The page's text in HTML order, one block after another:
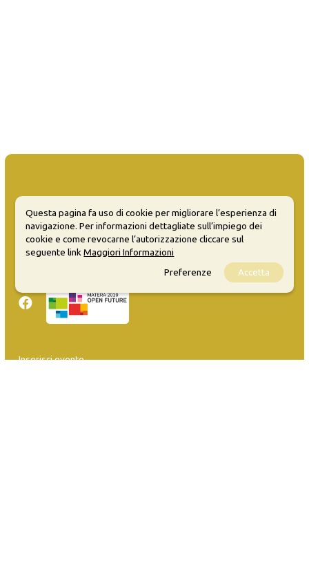
MATERA WELCOME EVENTS
Opendata
Privacy
Inserisci evento
Questa pagina fa uso di cookie per migliorare l’esperienza di
navigazione. Per informazioni dettagliate sull’impiego dei
cookie e come revocarne l’autorizzazione cliccare sul
seguente linkMaggiori Informazioni
Preferenze
Accetta